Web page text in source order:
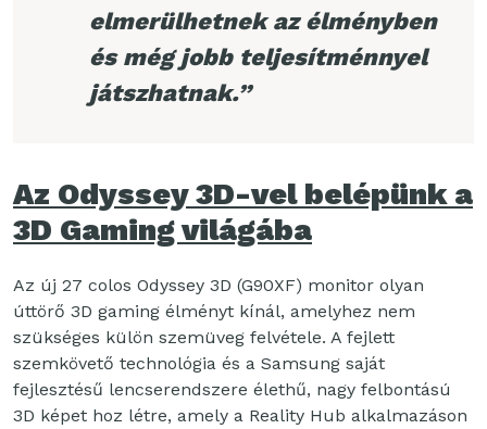
elmerülhetnek az élményben
és még jobb teljesítménnyel
játszhatnak.”
Az Odyssey 3D-vel belépünk a
3D Gaming világába
Az új 27 colos Odyssey 3D (G90XF) monitor olyan
úttörő 3D gaming élményt kínál, amelyhez nem
szükséges külön szemüveg felvétele. A fejlett
szemkövető technológia és a Samsung saját
fejlesztésű lencserendszere élethű, nagy felbontású
3D képet hoz létre, amely a Reality Hub alkalmazáson